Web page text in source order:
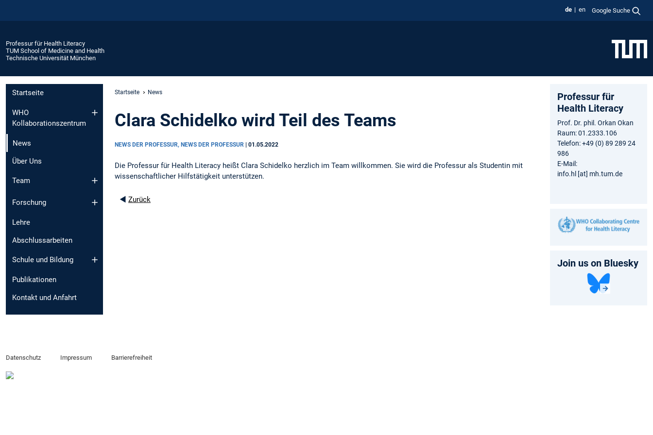
de en Google Suche
Professur für Health Literacy
TUM School of Medicine and Health
Technische Universität München
Startseite
WHO
Kollaborationszentrum
News
Über Uns
Team
Forschung
Lehre
Abschlussarbeiten
Schule und Bildung
Publikationen
Kontakt und Anfahrt
Startseite News
Clara Schidelko wird Teil des Teams
NEWS DER PROFESSUR, NEWS DER PROFESSUR | 01.05.2022
Die Professur für Health Literacy heißt Clara Schidelko herzlich im Team willkommen. Sie wird die Professur als Studentin mit
wissenschaftlicher Hilfstätigkeit unterstützen.
◄ Zurück
Professur für
Health Literacy
Prof. Dr. phil. Orkan Okan
Raum: 01.2333.106
Telefon: +49 (0) 89 289 24
986
E-Mail:
info.hl [at] mh.tum.de
Join us on Bluesky
Datenschutz Impressum Barrierefreiheit